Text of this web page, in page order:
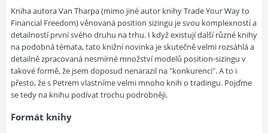
Kniha autora Van Tharpa (mimo jiné autor knihy Trade Your Way to
Financial Freedom) věnovaná position sizingu je svou komplexností a
detailností první svého druhu na trhu. I když existují další různé knihy
na podobná témata, tato knižní novinka je skutečně velmi rozsáhlá a
detailně zpracovaná nesmírné množství modelů position-sizingu v
takové formě, že jsem doposud nenarazil na "konkurenci". A to i
přesto, že s Petrem vlastníme velmi mnoho knih o tradingu. Pojďme
se tedy na knihu podívat trochu podrobněji.
Formát knihy